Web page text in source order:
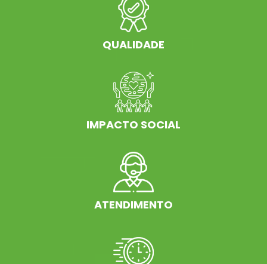
QUALIDADE
IMPACTO SOCIAL
ATENDIMENTO